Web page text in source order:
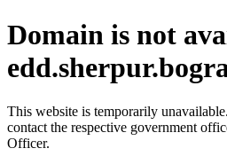
Domain is not
This website is temporarily
contact the respective government
Officer.